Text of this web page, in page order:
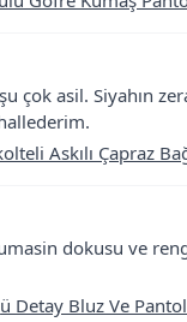
çok asil. Siyahın
Askılı Çapraz
dokusu ve
Detay Bluz Ve